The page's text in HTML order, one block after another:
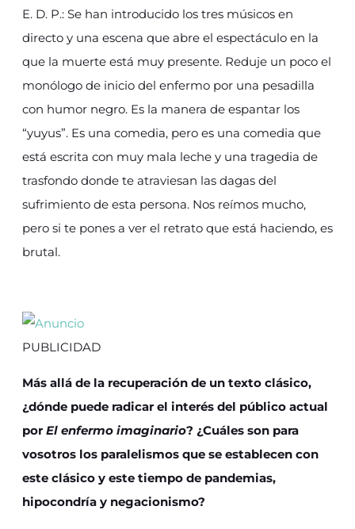
E. D. P.: Se han introducido los tres músicos en
directo y una escena que abre el espectáculo en la
que la muerte está muy presente. Reduje un poco el
monólogo de inicio del enfermo por una pesadilla
con humor negro. Es la manera de espantar los
“yuyus”. Es una comedia, pero es una comedia que
está escrita con muy mala leche y una tragedia de
trasfondo donde te atraviesan las dagas del
sufrimiento de esta persona. Nos reímos mucho,
pero si te pones a ver el retrato que está haciendo, es
brutal.
PUBLICIDAD
Más allá de la recuperación de un texto clásico,
¿dónde puede radicar el interés del público actual
por El enfermo imaginario? ¿Cuáles son para
vosotros los paralelismos que se establecen con
este clásico y este tiempo de pandemias,
hipocondría y negacionismo?